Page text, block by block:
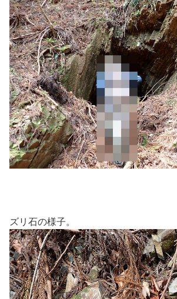
ズリ石の様子。